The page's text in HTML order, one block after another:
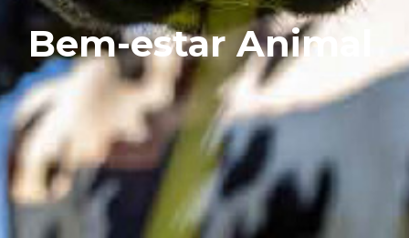
Bem-estar Animal